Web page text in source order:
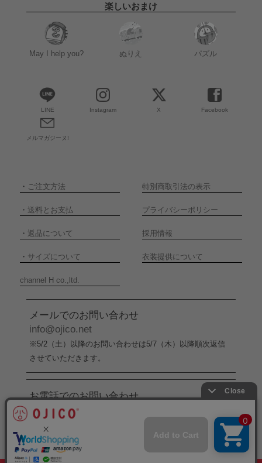
楽しいおまけ
May I help you? ぬりえ パズル
LINE Instagram X Facebook
メルマガジーヌ!
・ ご注文方法 特別商取引法の表示
・ 送料とお支払 プライバシーポリシー
・ 返品について 採用情報
・ サイズについて 衣装提供について
channel H co.,ltd.
メールでのお問い合わせ
info@ojico.net
※5/2（土）以降のお問い合わせは5/7（木）以降順次返信
させていただきます。
お電話でのお問い合わせ
076-246-5050
※5/2（土）から5/6（水）までの間はお電話でのお問い合
わせ受付をお休みさせていただきます。